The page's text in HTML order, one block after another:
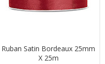
Ruban Satin Bordeaux 25mm
X 25m